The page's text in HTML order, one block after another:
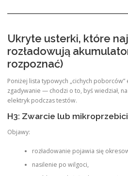
Ukryte usterki, które
rozładowują
rozpoznać)
Poniżej lista typowych „cichych
zgadywanie — chodzi o to, byś wiedział,
elektryk podczas testów.
H3: Zwarcie lub
Objawy:
rozładowanie pojawia się
nasilenie po wilgoci,